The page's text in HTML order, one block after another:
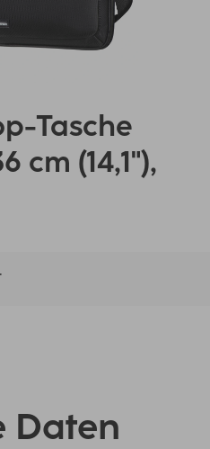
Tasche
cm (14,1"),
Daten